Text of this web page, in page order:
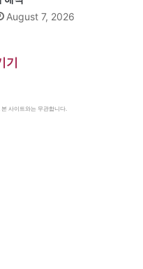
August 7, 2026
기
사이트와는 무관합니다.